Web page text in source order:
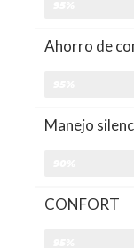
Ahorro de
Manejo
CONFORT